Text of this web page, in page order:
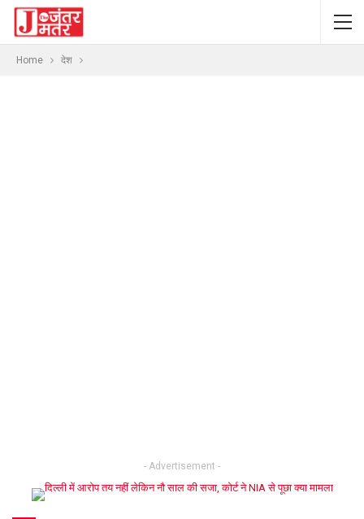
Home देश
- Advertisement -